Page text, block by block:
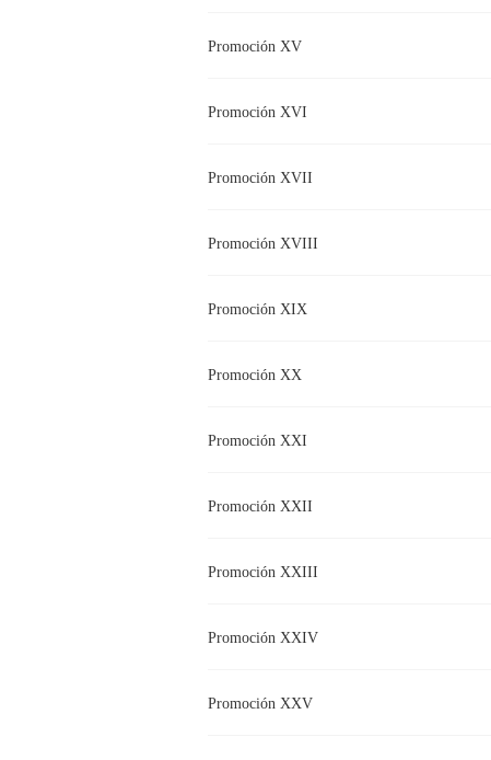
Promoción XV
Promoción XVI
Promoción XVII
Promoción XVIII
Promoción XIX
Promoción XX
Promoción XXI
Promoción XXII
Promoción XXIII
Promoción XXIV
Promoción XXV